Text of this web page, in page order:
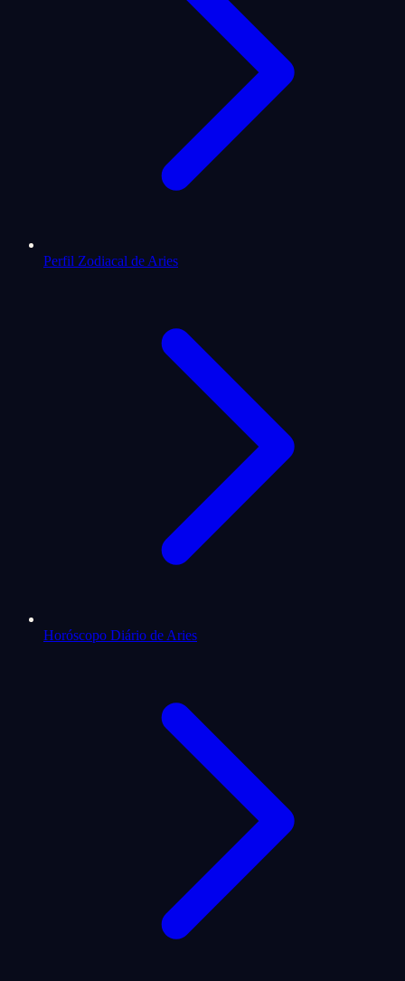
Perfil Zodiacal de Aries
Horóscopo Diário de Aries